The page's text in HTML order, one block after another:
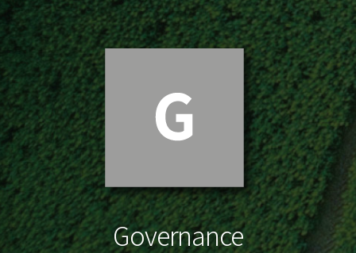
Governance